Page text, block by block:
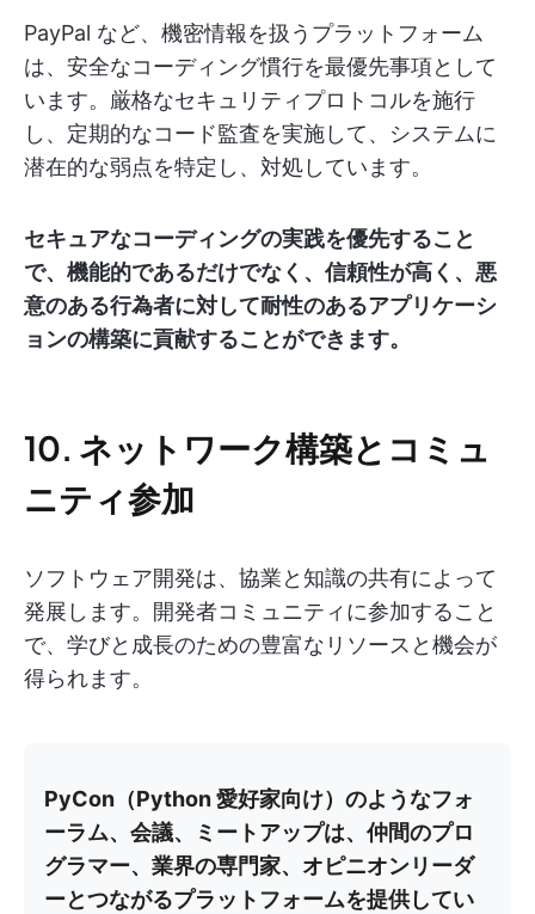
PayPal など、機密情報を扱うプラットフォーム
は、安全なコーディング慣行を最優先事項として
います。厳格なセキュリティプロトコルを施行
し、定期的なコード監査を実施して、システムに
潜在的な弱点を特定し、対処しています。
セキュアなコーディングの実践を優先すること
で、機能的であるだけでなく、信頼性が高く、悪
意のある行為者に対して耐性のあるアプリケーシ
ョンの構築に貢献することができます。
10. ネットワーク構築とコミュ
ニティ参加
ソフトウェア開発は、協業と知識の共有によって
発展します。開発者コミュニティに参加すること
で、学びと成長のための豊富なリソースと機会が
得られます。
PyCon（Python 愛好家向け）のようなフォ
ーラム、会議、ミートアップは、仲間のプロ
グラマー、業界の専門家、オピニオンリーダ
ーとつながるプラットフォームを提供してい